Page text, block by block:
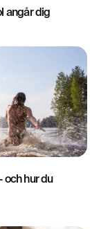
angår dig
och hur du